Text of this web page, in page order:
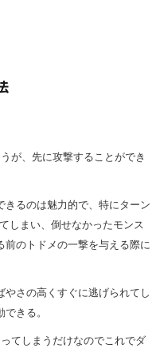
が、先に攻撃することができ
るのは魅力的で、特にターン
しまい、倒せなかったモンス
のトドメの一撃を与える際に
さの高くすぐに逃げられてし
きる。
てしまうだけなのでこれでダ